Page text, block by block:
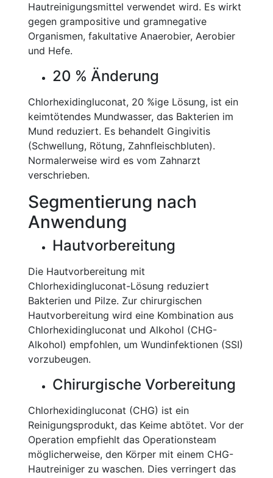
Hautreinigungsmittel verwendet wird. Es wirkt
gegen grampositive und gramnegative
Organismen, fakultative Anaerobier, Aerobier
und Hefe.
20 % Änderung
Chlorhexidingluconat, 20 %ige Lösung, ist ein
keimtötendes Mundwasser, das Bakterien im
Mund reduziert. Es behandelt Gingivitis
(Schwellung, Rötung, Zahnfleischbluten).
Normalerweise wird es vom Zahnarzt
verschrieben.
Segmentierung nach
Anwendung
Hautvorbereitung
Die Hautvorbereitung mit
Chlorhexidingluconat-Lösung reduziert
Bakterien und Pilze. Zur chirurgischen
Hautvorbereitung wird eine Kombination aus
Chlorhexidingluconat und Alkohol (CHG-
Alkohol) empfohlen, um Wundinfektionen (SSI)
vorzubeugen.
Chirurgische Vorbereitung
Chlorhexidingluconat (CHG) ist ein
Reinigungsprodukt, das Keime abtötet. Vor der
Operation empfiehlt das Operationsteam
möglicherweise, den Körper mit einem CHG-
Hautreiniger zu waschen. Dies verringert das